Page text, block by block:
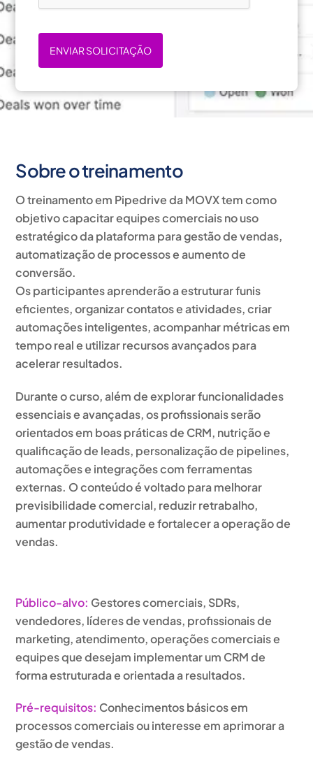
ENVIAR SOLICITAÇÃO
Sobre o treinamento
Otreinamento em Pipedriveda MOVX tem como
objetivo capacitar equipes comerciais no uso
estratégico da plataforma para gestão de vendas,
automatização de processos e aumento de
conversão.
Os participantes aprenderão a estruturar funis
eficientes, organizar contatos e atividades, criar
automações inteligentes, acompanhar métricas em
tempo real e utilizar recursos avançados para
acelerar resultados.
Durante o curso, além de explorar funcionalidades
essenciais e avançadas, os profissionais serão
orientados em boas práticas de CRM, nutrição e
qualificação de leads, personalização de pipelines,
automações e integrações com ferramentas
externas. O conteúdo é voltado para melhorar
previsibilidade comercial, reduzir retrabalho,
aumentar produtividade e fortalecer a operação de
vendas.
Público-alvo: Gestores comerciais, SDRs,
vendedores, líderes de vendas, profissionais de
marketing, atendimento, operações comerciais e
equipes que desejam implementar um CRM de
forma estruturada e orientada a resultados.
Pré-requisitos: Conhecimentos básicos em
processos comerciais ou interesse em aprimorar a
gestão de vendas.